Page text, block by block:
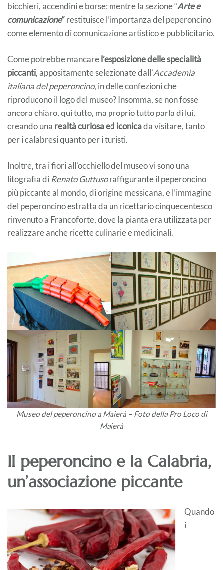
bicchieri, accendini e borse; mentre la sezione “Arte e
comunicazione“restituisce l’importanza del peperoncino
come elemento di comunicazione artistico e pubblicitario.
Come potrebbe mancarel’esposizione delle specialità
piccanti, appositamente selezionate dall’Accademia
italiana del peperoncino, in delle confezioni che
riproducono il logo del museo? Insomma, se non fosse
ancora chiaro, qui tutto, ma proprio tutto parla di lui,
creando una realtà curiosa ed iconicada visitare, tanto
per i calabresi quanto per i turisti.
Inoltre, tra i fiori all’occhiello del museo vi sono una
litografia di Renato Guttusoraffigurante il peperoncino
più piccante al mondo, di origine messicana, e l’immagine
del peperoncino estratta da un ricettario cinquecentesco
rinvenuto a Francoforte, dove la pianta era utilizzata per
realizzare anche ricette culinarie e medicinali.
Museo del peperoncino a Maierà – Foto della Pro Loco di
Maierà
Il peperoncino e la Calabria,
un’associazione piccante
Quando
i